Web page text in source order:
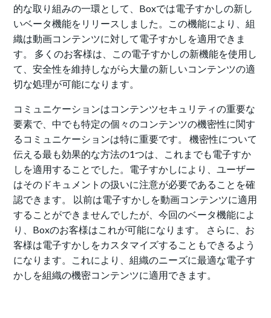
的な取り組みの一環として、Boxでは電子すかしの新し
いベータ機能をリリースしました。この機能により、組
織は動画コンテンツに対して電子すかしを適用できま
す。 多くのお客様は、この電子すかしの新機能を使用し
て、安全性を維持しながら大量の新しいコンテンツの適
切な処理が可能になります。
コミュニケーションはコンテンツセキュリティの重要な
要素で、中でも特定の個々のコンテンツの機密性に関す
るコミュニケーションは特に重要です。 機密性について
伝える最も効果的な方法の1つは、これまでも電子すか
しを適用することでした。電子すかしにより、ユーザー
はそのドキュメントの扱いに注意が必要であることを確
認できます。 以前は電子すかしを動画コンテンツに適用
することができませんでしたが、今回のベータ機能によ
り、Boxのお客様はこれが可能になります。 さらに、お
客様は電子すかしをカスタマイズすることもできるよう
になります。これにより、組織のニーズに最適な電子す
かしを組織の機密コンテンツに適用できます。